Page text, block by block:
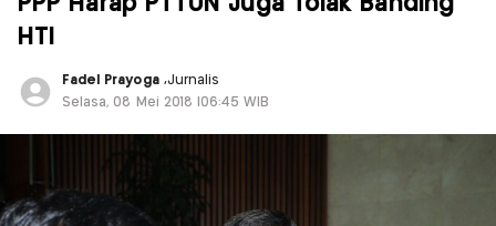
HTI
Fadel Prayoga ,Jurnalis
Selasa, 08 Mei 2018 |06:45 WIB